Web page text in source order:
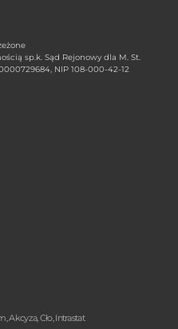
sp.k. Sąd Rejonowy dla M. St.
NIP 108-000-42-12
Cło, Intrastat